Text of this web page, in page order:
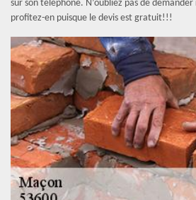
sur son téléphone. N’oubliez pas de
profitez-en puisque le devis est gratuit!!!